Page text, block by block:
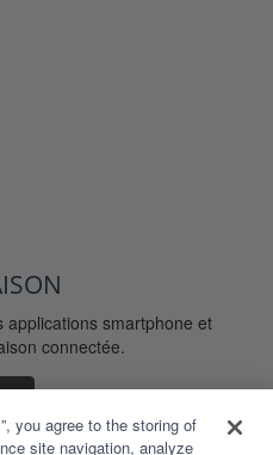
applications smartphone et
connectée.
you agree to the storing of
site navigation, analyze